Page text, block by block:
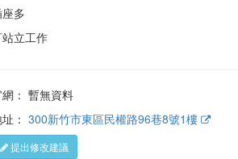
多
立工作
： 暫無資料
： 300新竹市東區民權路96巷8號1樓
提出修改建議